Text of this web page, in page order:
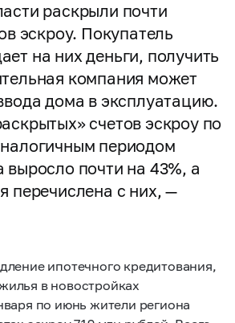
раскрыли почти
эскроу. Покупатель
на них деньги, получить
компания может
дома в эксплуатацию.
счетов эскроу по
периодом
выросло почти на 43%, а
перечислена с них, —
ипотечного кредитования,
в новостройках
по июнь жители региона